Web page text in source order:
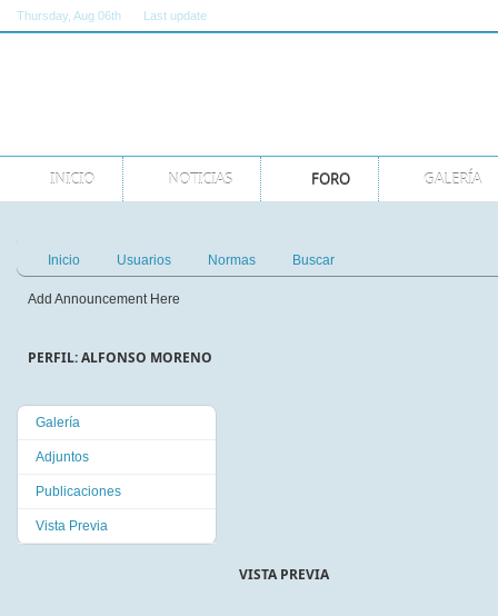
Thursday , Aug 06th Last update
INICIO NOTICIAS FORO GALERÍA
Inicio Usuarios Normas Buscar
Add Announcement Here
PERFIL: ALFONSO MORENO
Galería
Adjuntos
Publicaciones
Vista Previa
VISTA PREVIA